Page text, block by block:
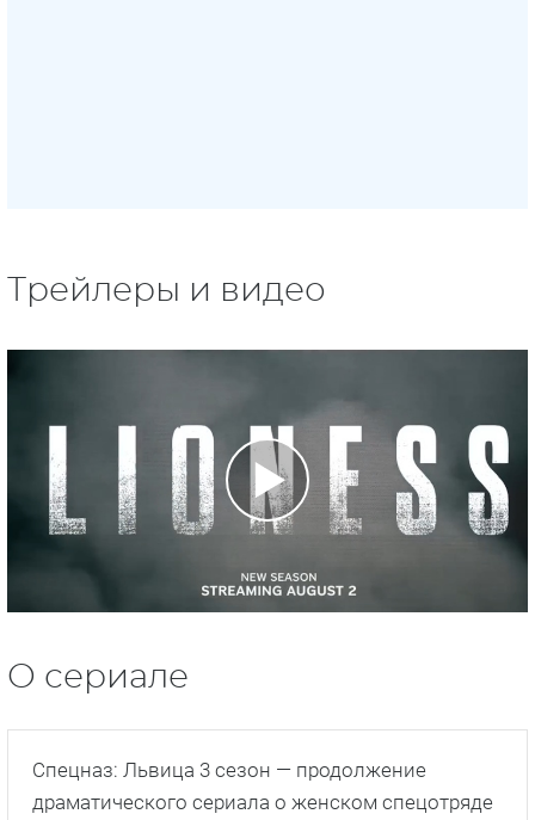
Трейлеры и видео
О сериале
Спецназ: Львица 3 сезон — продолжение
драматического сериала о женском спецотряде